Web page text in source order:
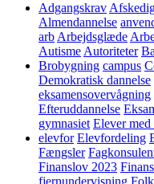
Adgangskrav
Almendannelse
arb Arbejdsglæde
Autisme Autoriteter
Brobygning campus
Demokratisk dannelse
eksamensovervågning
Efteruddannelse
gymnasiet Elever med
elevfor Elevfordeling
Fængsler
Finanslov 2023